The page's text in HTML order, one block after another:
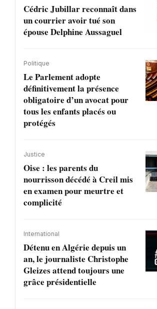
Cédric Jubillar reconnaît dans
un courrier avoir tué son
épouse Delphine Aussaguel
Politique
Le Parlement adopte
définitivement la présence
obligatoire d’un avocat pour
tous les enfants placés ou
protégés
Justice
Oise : les parents du
nourrisson décédé à Creil mis
en examen pour meurtre et
complicité
International
Détenu en Algérie depuis un
an, le journaliste Christophe
Gleizes attend toujours une
grâce présidentielle